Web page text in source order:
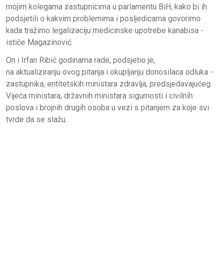
mojim kolegama zastupnicima u parlamentu BiH, kako bi ih
podsjetili o kakvim problemima i posljedicama govorimo
kada tražimo legalizaciju medicinske upotrebe kanabisa -
ističe Magazinović.
On i Irfan Ribić godinama rade, podsjetio je,
na aktualiziranju ovog pitanja i okupljanju donosilaca odluka -
zastupnika, entitetskih ministara zdravlja, predsjedavajućeg
Vijeća ministara, državnih ministara sigurnosti i civilnih
poslova i brojnih drugih osoba u vezi s pitanjem za koje svi
tvrde da se slažu.